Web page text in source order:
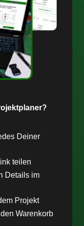
Deiner
teilen
Details im
Projekt
Warenkorb